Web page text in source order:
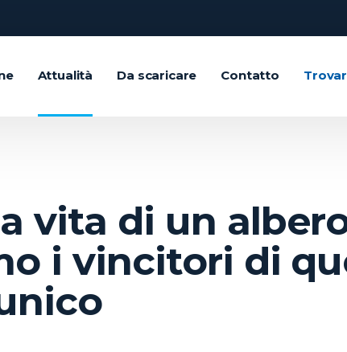
Attualità Da scaricare Contatto
vita di un
i vincitori di